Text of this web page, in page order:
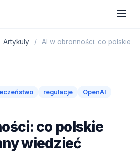
Artykuly /
AI w obronności: co polskie
regulacje
OpenAI
co polskie
wiedzieć